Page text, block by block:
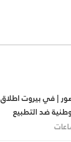
| في بيروت اطلاق
ضد التطبيع